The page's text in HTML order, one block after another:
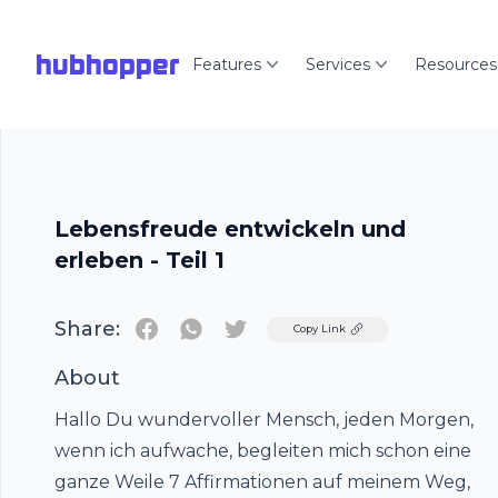
hubhopper Features Services Resources
Lebensfreude entwickeln und
erleben - Teil 1
Share: TwitterCopy Link
About
Hallo Du wundervoller Mensch, jeden Morgen,
wenn ich aufwache, begleiten mich schon eine
ganze Weile 7 Affirmationen auf meinem Weg,